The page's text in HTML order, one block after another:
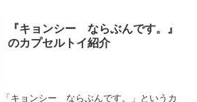
『キョンシー ならぶんです。』
のカプセルトイ紹介
キョンシー ならぶんです。」というカ